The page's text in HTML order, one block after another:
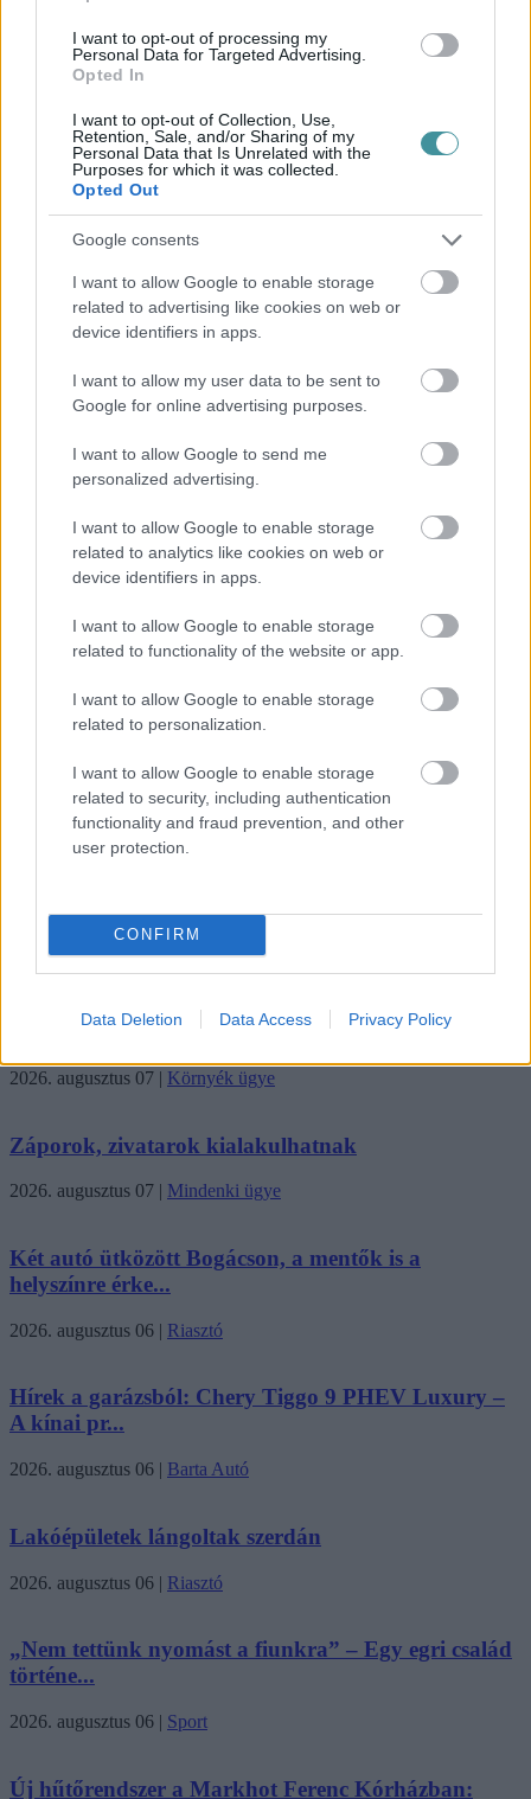
I want to opt-out of processing my
Personal Data for Targeted Advertising.
Opted In
I want to opt-out of Collection, Use,
Retention, Sale, and/or Sharing of my
Personal Data that Is Unrelated with the
Purposes for which it was collected.
Opted Out
Google consents
I want to allow Google to enable storage
related to advertising like cookies on web or
device identifiers in apps.
I want to allow my user data to be sent to
Google for online advertising purposes.
I want to allow Google to send me
personalized advertising.
I want to allow Google to enable storage
related to analytics like cookies on web or
device identifiers in apps.
I want to allow Google to enable storage
related to functionality of the website or app.
I want to allow Google to enable storage
related to personalization.
I want to allow Google to enable storage
related to security, including authentication
functionality and fraud prevention, and other
user protection.
CONFIRM
Data Deletion Data Access Privacy Policy
EGRI ÜGYEK Google Hírek oldalán!
Vissza a főoldalra
Legfrissebb híreink
Több mint egy hónap is lehet, mire teljesen
2026. augusztus 07 |Mindenki ügye
Tanulj németül otthonról: a digitális tanulás előnyei
2026. augusztus 07|Promóció
Újraindulnak a korábban leállított szolgáltatások az
2026. augusztus 07|Eger ügye
Tíz éve nem volt ilyen alacsony az infláció
2026. augusztus 07|Mindenki ügye
2026. augusztus 07|Eger ügye
Halmentés Szarvaskőnél: őshonos és védett halakat
mentett...
2026. augusztus 07 | Környék ügye
Záporok, zivatarok kialakulhatnak
2026. augusztus 07 | Mindenki ügye
Két autó ütközött Bogácson, a mentők is a
helyszínre érke...
2026. augusztus 06 | Riasztó
Hírek a garázsból: Chery Tiggo 9 PHEV Luxury –
A kínai pr...
2026. augusztus 06 | Barta Autó
Lakóépületek lángoltak szerdán
2026. augusztus 06 | Riasztó
„Nem tettünk nyomást a fiunkra” – Egy egri család
történe...
2026. augusztus 06 | Sport
Új hűtőrendszer a Markhot Ferenc Kórházban: